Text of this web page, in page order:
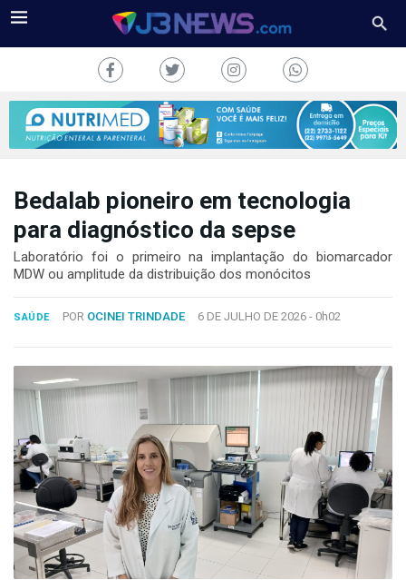
TV
CONOSCO
2024
Desenvolvido
por
Hesea
Tecnologia
Sistemas
Bedalab pioneiro em tecnologia
para diagnóstico da sepse
Laboratório foi o primeiro na implantação do biomarcador
MDW ou amplitude da distribuição dos monócitos
SAÚDE POR OCINEI TRINDADE 6 DE JULHO DE 2026 - 0h02